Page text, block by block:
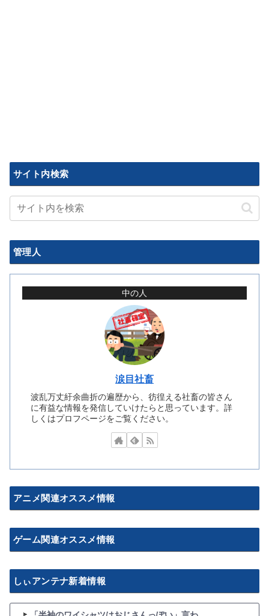
サイト内検索
管理人
中の人
涙目社畜
波乱万丈紆余曲折の遍歴から、彷徨える社畜の皆さん
に有益な情報を発信していけたらと思っています。詳
しくはプロフページをご覧ください。
アニメ関連オススメ情報
ゲーム関連オススメ情報
しぃアンテナ新着情報